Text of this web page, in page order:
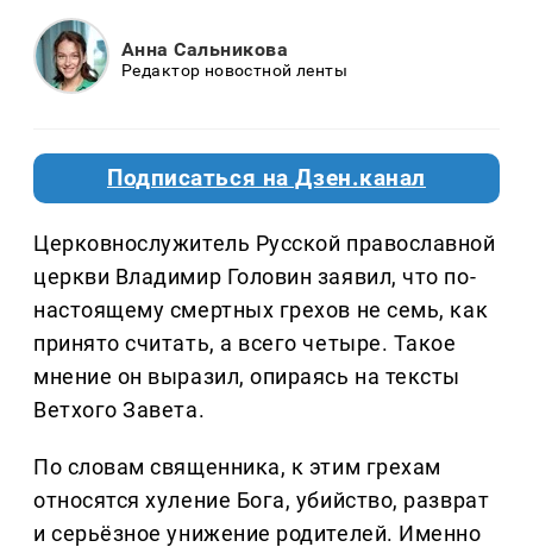
Анна Сальникова
Редактор новостной ленты
Подписаться на Дзен.канал
Церковнослужитель Русской православной
церкви Владимир Головин заявил, что по-
настоящему смертных грехов не семь, как
принято считать, а всего четыре. Такое
мнение он выразил, опираясь на тексты
Ветхого Завета.
По словам священника, к этим грехам
относятся хуление Бога, убийство, разврат
и серьёзное унижение родителей. Именно